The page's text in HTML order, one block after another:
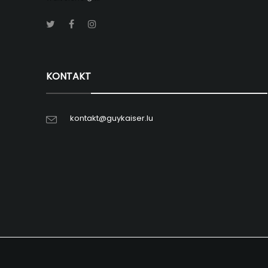
KONTAKT
kontakt@guykaiser.lu